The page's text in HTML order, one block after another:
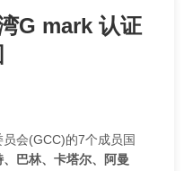
于为
G mark 认证
会(GCC)的7个成员国
巴林、卡塔尔、阿曼